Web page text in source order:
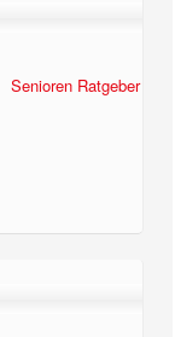
Senioren Ratgeber